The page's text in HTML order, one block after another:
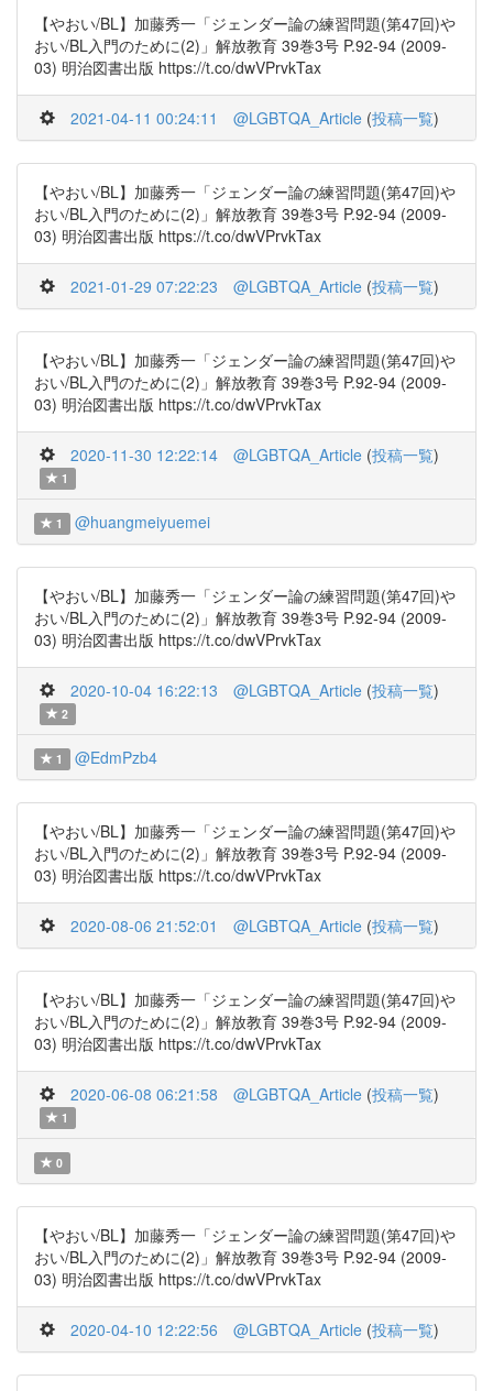
【やおい/BL】加藤秀一「ジェンダー論の練習問題(第47回)や
おい/BL入門のために(2)」解放教育 39巻3号 P.92-94 (2009-
03) 明治図書出版 https://t.co/dwVPrvkTax
2021-04-11 00:24:11 @LGBTQA_Article (投稿一覧)
【やおい/BL】加藤秀一「ジェンダー論の練習問題(第47回)や
おい/BL入門のために(2)」解放教育 39巻3号 P.92-94 (2009-
03) 明治図書出版 https://t.co/dwVPrvkTax
2021-01-29 07:22:23 @LGBTQA_Article (投稿一覧)
【やおい/BL】加藤秀一「ジェンダー論の練習問題(第47回)や
おい/BL入門のために(2)」解放教育 39巻3号 P.92-94 (2009-
03) 明治図書出版 https://t.co/dwVPrvkTax
2020-11-30 12:22:14 @LGBTQA_Article (投稿一覧)
1
1 @huangmeiyuemei
【やおい/BL】加藤秀一「ジェンダー論の練習問題(第47回)や
おい/BL入門のために(2)」解放教育 39巻3号 P.92-94 (2009-
03) 明治図書出版 https://t.co/dwVPrvkTax
2020-10-04 16:22:13 @LGBTQA_Article (投稿一覧)
2
1 @EdmPzb4
【やおい/BL】加藤秀一「ジェンダー論の練習問題(第47回)や
おい/BL入門のために(2)」解放教育 39巻3号 P.92-94 (2009-
03) 明治図書出版 https://t.co/dwVPrvkTax
2020-08-06 21:52:01 @LGBTQA_Article (投稿一覧)
【やおい/BL】加藤秀一「ジェンダー論の練習問題(第47回)や
おい/BL入門のために(2)」解放教育 39巻3号 P.92-94 (2009-
03) 明治図書出版 https://t.co/dwVPrvkTax
2020-06-08 06:21:58 @LGBTQA_Article (投稿一覧)
1
0
【やおい/BL】加藤秀一「ジェンダー論の練習問題(第47回)や
おい/BL入門のために(2)」解放教育 39巻3号 P.92-94 (2009-
03) 明治図書出版 https://t.co/dwVPrvkTax
2020-04-10 12:22:56 @LGBTQA_Article (投稿一覧)